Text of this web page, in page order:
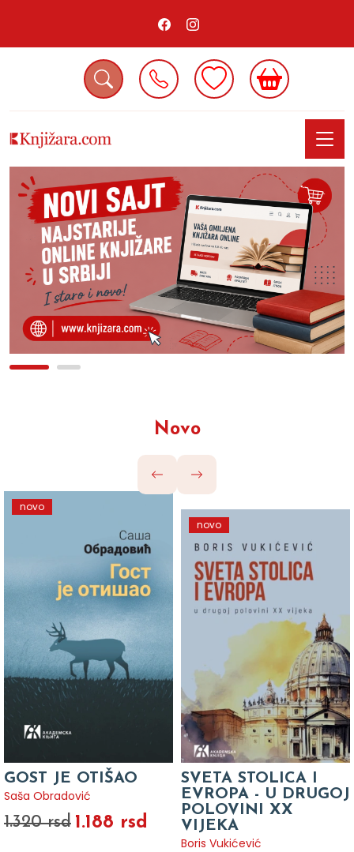
Novo
novo
GOST JE OTIŠAO
Saša Obradović
1.320 rsd 1.188 rsd
novo
SVETA STOLICA I
EVROPA - U DRUGOJ
POLOVINI XX
VIJEKA
Boris Vukićević